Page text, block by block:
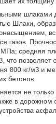
шлаками
Шлаки,
газов.
средняя
что позволяет
800 кг/м3 и
бетонов
не только
в дорожном